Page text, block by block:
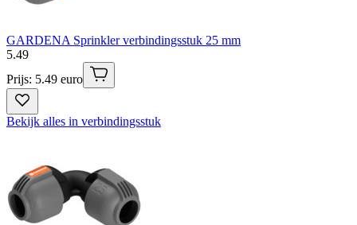
GARDENA Sprinkler verbindingsstuk 25 mm
5.49
Prijs: 5.49 euro
Bekijk alles in verbindingsstuk